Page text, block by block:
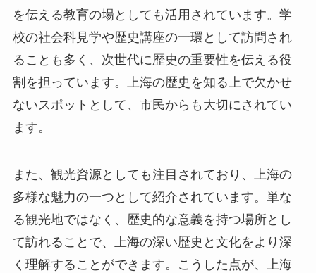
を伝える教育の場としても活用されています。学
校の社会科見学や歴史講座の一環として訪問され
ることも多く、次世代に歴史の重要性を伝える役
割を担っています。上海の歴史を知る上で欠かせ
ないスポットとして、市民からも大切にされてい
ます。
また、観光資源としても注目されており、上海の
多様な魅力の一つとして紹介されています。単な
る観光地ではなく、歴史的な意義を持つ場所とし
て訪れることで、上海の深い歴史と文化をより深
く理解することができます。こうした点が、上海